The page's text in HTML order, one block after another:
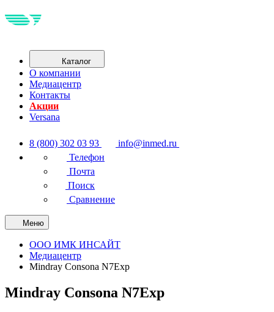
Каталог
О компании
Медиацентр
Контакты
Акции
Versana
8 (800) 302 03 93
info@inmed.ru
Телефон
Почта
Поиск
Сравнение
Меню
ООО ИМК ИНСАЙТ
Медиацентр
Mindray Consona N7Exp
Mindray Consona N7Exp